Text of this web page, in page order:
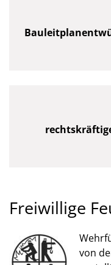
Freiwillige
von